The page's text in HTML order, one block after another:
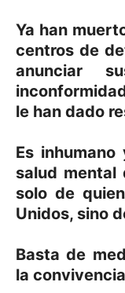
Ya han
centros de
anunciar
le han dado
Es
salud mental
solo de
Unidos, sino
Basta de
la